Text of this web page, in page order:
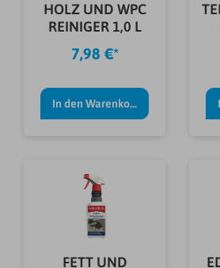
HOLZ UND WPC
REINIGER 1,0 L
7,98 €*
In den Warenkorb
FETT UND